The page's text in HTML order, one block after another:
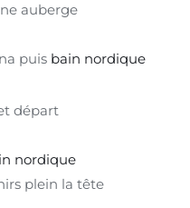
auberge
puis bain nordique
départ
nordique
plein la tête